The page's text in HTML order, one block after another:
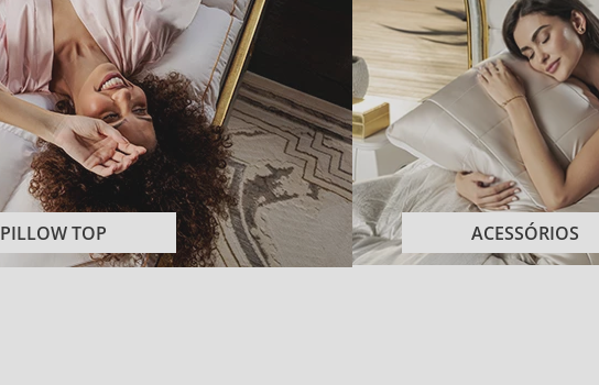
PILLOW TOP ACESSÓRIOS